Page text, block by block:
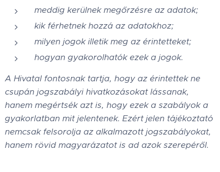
meddig kerülnek megőrzésre az adatok;
kik férhetnek hozzá az adatokhoz;
milyen jogok illetik meg az érintetteket;
hogyan gyakorolhatók ezek a jogok.
A Hivatal fontosnak tartja, hogy az érintettek ne
csupán jogszabályi hivatkozásokat lássanak,
hanem megértsék azt is, hogy ezek a szabályok a
gyakorlatban mit jelentenek. Ezért jelen tájékoztató
nemcsak felsorolja az alkalmazott jogszabályokat,
hanem rövid magyarázatot is ad azok szerepéről.